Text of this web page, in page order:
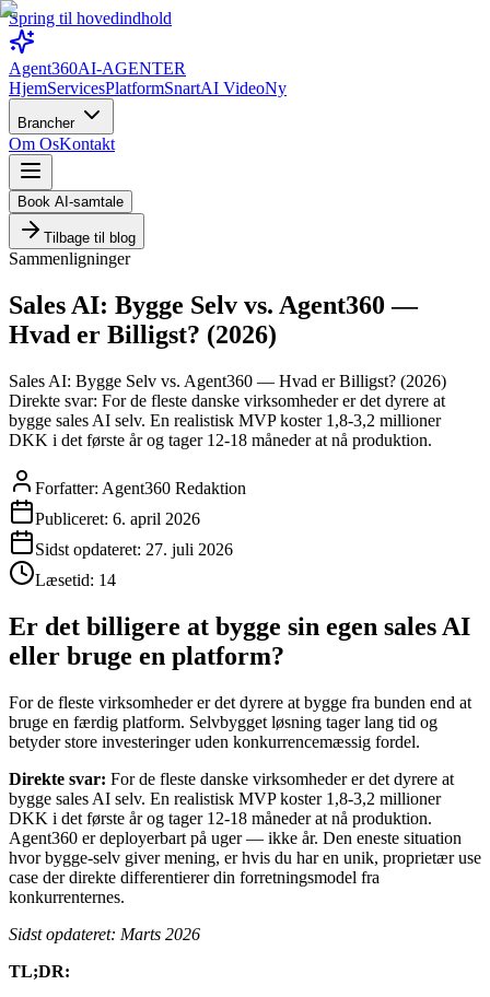
Spring til hovedindhold
Agent360AI-AGENTER
HjemServicesPlatformSnartAI VideoNy
Brancher
Om OsKontakt
Book AI-samtale
Tilbage til blog
Sammenligninger
Sales AI: Bygge Selv vs. Agent360 —
Hvad er Billigst? (2026)
Sales AI: Bygge Selv vs. Agent360 — Hvad er Billigst? (2026)
Direkte svar: For de fleste danske virksomheder er det dyrere at
bygge sales AI selv. En realistisk MVP koster 1,8-3,2 millioner
DKK i det første år og tager 12-18 måneder at nå produktion.
Forfatter: Agent360 Redaktion
Publiceret: 6. april 2026
Sidst opdateret: 27. juli 2026
Læsetid: 14
Er det billigere at bygge sin egen sales AI
eller bruge en platform?
For de fleste virksomheder er det dyrere at bygge fra bunden end at
bruge en færdig platform. Selvbygget løsning tager lang tid og
betyder store investeringer uden konkurrencemæssig fordel.
Direkte svar: For de fleste danske virksomheder er det dyrere at
bygge sales AI selv. En realistisk MVP koster 1,8-3,2 millioner
DKK i det første år og tager 12-18 måneder at nå produktion.
Agent360 er deployerbart på uger — ikke år. Den eneste situation
hvor bygge-selv giver mening, er hvis du har en unik, proprietær use
case der direkte differentierer din forretningsmodel fra
konkurrenternes.
Sidst opdateret: Marts 2026
TL;DR: